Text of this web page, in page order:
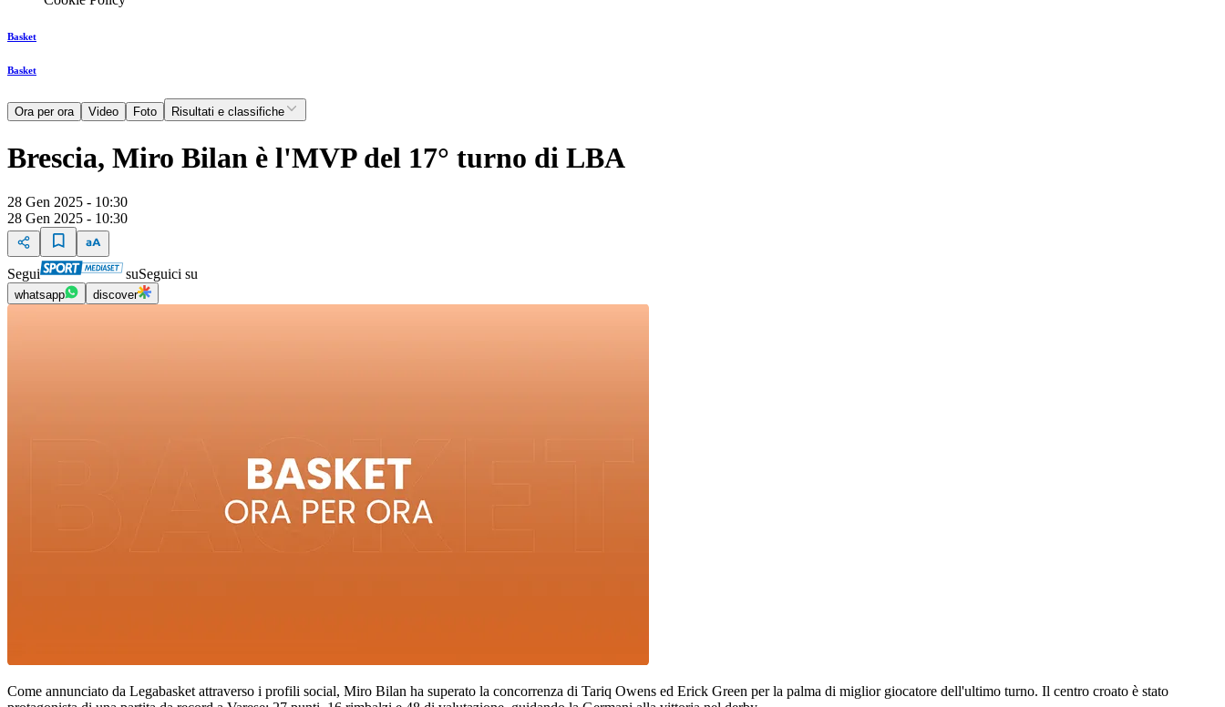
Basket
Basket
Ora per ora Video Foto Risultati e classifiche
Brescia, Miro Bilan è l'MVP del 17° turno di LBA
28 Gen 2025 - 10:30
28 Gen 2025 - 10:30
Segui suSeguici su
whatsapp discover
Come annunciato da Legabasket attraverso i profili social, Miro Bilan ha superato la concorrenza di Tariq Owens ed Erick Green per la palma di miglior giocatore dell'ultimo turno. Il centro croato è stato